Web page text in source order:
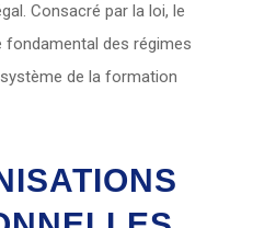
Consacré par la loi, le
fondamental des régimes
de la formation